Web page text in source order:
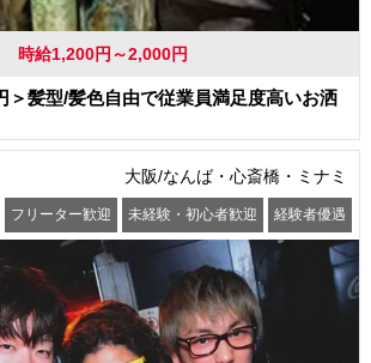
時給1,200円～2,000円
＞髪型/髪色自由で従業員満足度高いお洒
大阪/なんば・心斎橋・ミナミ
フリーター歓迎 未経験・初心者歓迎 経験者優遇